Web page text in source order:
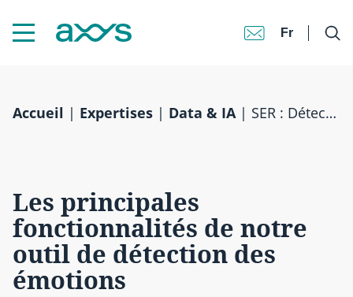
Fr
Accueil | Expertises | Data & IA| SER : Détection des émotions
Les principales
fonctionnalités de notre
outil de détection des
émotions